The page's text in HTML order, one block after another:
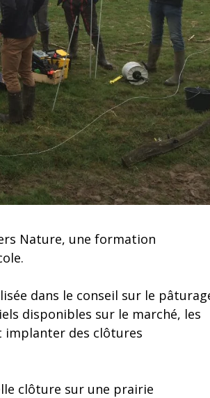
Nature, une formation
dans le conseil sur le
disponibles sur le marché, les
implanter des clôtures
clôture sur une prairie